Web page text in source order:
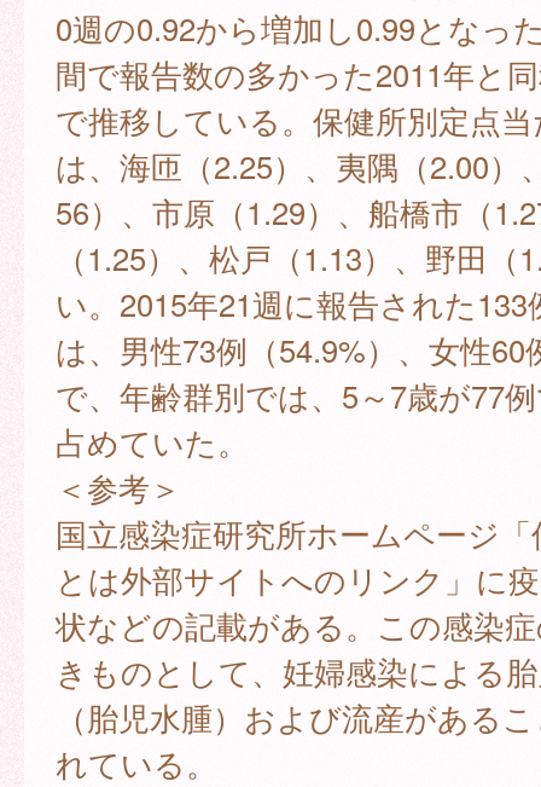
0週の0.92から増加し0.99となっ
間で報告数の多かった2011年と
で推移している。保健所別定点
は、海匝（2.25）、夷隅（2.00）
56）、市原（1.29）、船橋市（
（1.25）、松戸（1.13）、野田（
い。2015年21週に報告された133
は、男性73例（54.9%）、女性60
で、年齢群別では、5～7歳が77
占めていた。
＜参考＞
国立感染症研究所ホームページ
とは外部サイトへのリンク」に
状などの記載がある。この感染
きものとして、妊婦感染による
（胎児水腫）および流産がある
れている。